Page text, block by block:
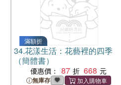
滿額折
34.花漾生活：花藝裡的四季
（簡體書）
優惠價： 87 668
無庫存